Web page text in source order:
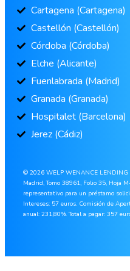
Cartagena (Cartagena)
Castellón (Castellón)
Córdoba (Córdoba)
Elche (Alicante)
Fuenlabrada (Madrid)
Granada (Granada)
Hospitalet (Barcelona)
Jerez (Cádiz)
© 2026 WELP WENANCE LENDING
Madrid, Tomo 38961, Folio 35, Hoja
representativo para un préstamo
Intereses: 57 euros. Comisión de
anual: 231,80%. Total a pagar: 357